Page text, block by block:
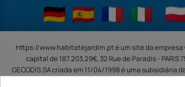
https://www.habitatejardim.pt é um site da empresa
capital de 187.203,29€, 32 Rue de Paradis - PARIS
GECODIS.SA criada em 11/04/1998 é uma subsidiária da